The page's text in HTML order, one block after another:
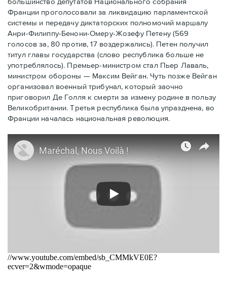
Франции проголосовали за ликвидацию парламентской
системы и передачу диктаторских полномочий маршалу
Анри-Филиппу-Бенони-Омеру-Жозефу Петену (569
голосов за, 80 против, 17 воздержались). Петен получил
титул главы государства (слово республика больше не
употреблялось). Премьер-министром стал Пьер Лаваль,
министром обороны — Максим Вейган. Чуть позже Вейган
организовал военный трибунал, который заочно
приговорил Де Голля к смерти за измену родине в пользу
Великобритании. Третья республика была упразднена, во
Франции началась национальная революция.